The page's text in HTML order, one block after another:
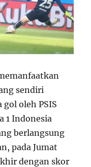
sendiri
oleh PSIS
1 Indonesia
berlangsung
pada Jumat
dengan skor